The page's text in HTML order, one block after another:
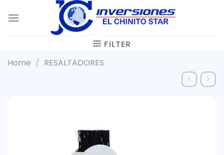
FILTER
Home / RESALTADORES